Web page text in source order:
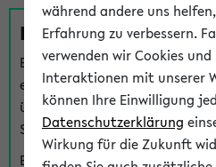
Fragen zu einzelnen
Bei inhaltlichen und
einzelnen Veranstaltungen
über denFragen-Link bei jeder
Support kann hier meist keine
Bei Veranstaltungen mit eKVV
während andere uns
Erfahrung zu verbessern.
verwenden wir Cookies
Interaktionen mit unserer
können Ihre Einwilligung
Datenschutzerklärung
Wirkung für die Zukunft